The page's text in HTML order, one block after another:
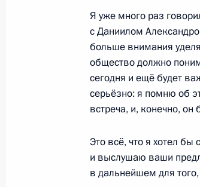
Встреча с
Красного Креста и
5 декабря 2021 года, 19:15
Церемония
Я уже много раз
с Даниилом
больше внимания
общество должно
сегодня и ещё будет
серьёзно: я помню об
встреча, и, конечно, он
Это всё, что я хотел
и выслушаю ваши
в дальнейшем для